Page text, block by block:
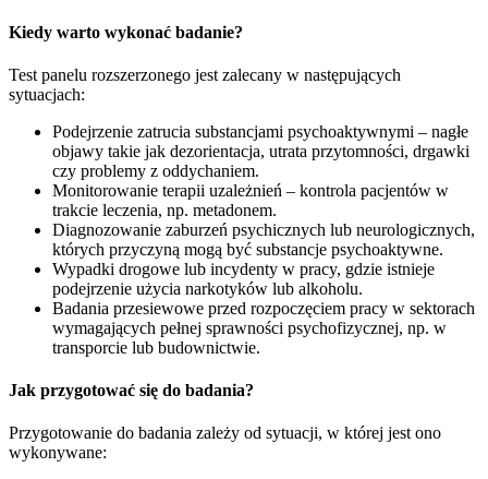
Kiedy warto wykonać badanie?
Test panelu rozszerzonego jest zalecany w następujących
sytuacjach:
Podejrzenie zatrucia substancjami psychoaktywnymi – nagłe
objawy takie jak dezorientacja, utrata przytomności, drgawki
czy problemy z oddychaniem.
Monitorowanie terapii uzależnień – kontrola pacjentów w
trakcie leczenia, np. metadonem.
Diagnozowanie zaburzeń psychicznych lub neurologicznych,
których przyczyną mogą być substancje psychoaktywne.
Wypadki drogowe lub incydenty w pracy, gdzie istnieje
podejrzenie użycia narkotyków lub alkoholu.
Badania przesiewowe przed rozpoczęciem pracy w sektorach
wymagających pełnej sprawności psychofizycznej, np. w
transporcie lub budownictwie.
Jak przygotować się do badania?
Przygotowanie do badania zależy od sytuacji, w której jest ono
wykonywane: